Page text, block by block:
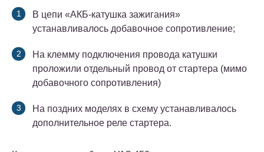
В цепи «АКБ-катушка зажигания»
устанавливалось добавочное сопротивление;
На клемму подключения провода катушки
проложили отдельный провод от стартера (мимо
добавочного сопротивления)
На поздних моделях в схему устанавливалось
дополнительное реле стартера.